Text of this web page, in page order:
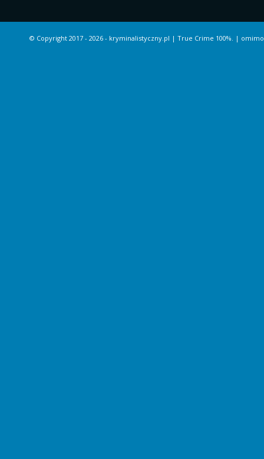
© Copyright 2017 - 2026 - kryminalistyczny.pl | True Crime 100%. |